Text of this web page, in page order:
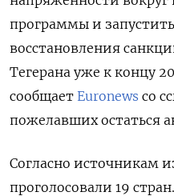
программы и
восстановления
Тегерана уже к концу
сообщает Euronews со
пожелавших остаться
Согласно источникам
проголосовали 19